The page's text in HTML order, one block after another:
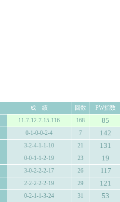
成 績 回数
PW指数
11-7-12-7-15-116 168 85
0-1-0-0-2-4 7 142
3-2-4-1-1-10 21 131
0-0-1-1-2-19 23 19
3-0-2-2-2-17 26 117
2-2-2-2-2-19 29 121
0-2-1-1-3-24 31 53